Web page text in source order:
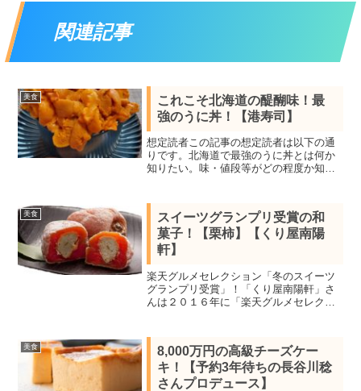
関連記事
美食
これこそ北海道の醍醐味！最
強のうに丼！【港寿司】
想定読者この記事の想定読者は以下の通
りです。北海道で最強のうに丼とは何か
知りたい。味・値段等がどの程度か知り
す。記事の信頼性この記事は、筆者が直
接お店に足を運んで実際に食...
美食
スイーツグランプリ受賞の和
菓子！【栗柿】【くり屋南陽
軒】
楽天グルメセレクション「冬のスイーツ
グランプリ受賞」！「くり屋南陽軒」さ
んは２０１６年に「楽天グルメセレクシ
る【栗柿】私はここ3年連続で「くり屋南
陽軒」さんの【栗柿】...
美食
8,000万円の高級チーズケー
キ！【予約3年待ちの長谷川稔
さんプロデュース】